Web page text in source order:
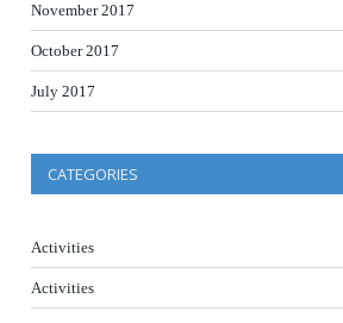
November 2017
October 2017
July 2017
CATEGORIES
Activities
Activities